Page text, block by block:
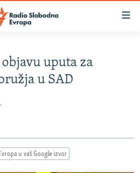
uputa za
u SAD
u vaš Google izvor